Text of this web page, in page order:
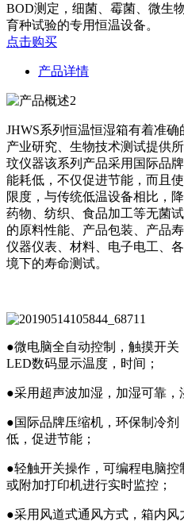
BOD测定，细菌、霉菌、微生
育种试验的专用恒温设备。
点击购买
产品详情
JHWS系列恒温恒湿箱有着准
产业研究、生物技术测试提供
玟仪器该系列产品采用国际品
能耗低，不仅促进节能，而且
限度，与传统低温设备相比，
药物、纺织、食品加工等无菌
的原料性能、产品包装、产品
仪器仪表、材料、电子电工、
境下的寿命测试。
●微电脑全自动控制，触摸开关
LED数码显示温度，时间；
●采用超声波加湿，加湿可靠，
●国际品牌压缩机，环保制冷剂
低，促进节能；
●轻触开关操作，可编程电脑控
或附加打印机进行实时监控；
●采用风道式通风方式，箱内风